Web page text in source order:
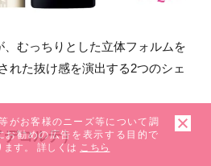
むっちりとした立体フォルムを
れた抜け感を演出する2つのシェ
コルテ）
がお客様のニーズ等について調
勧めの広告を表示する目的で
ます。 詳しくは こちら